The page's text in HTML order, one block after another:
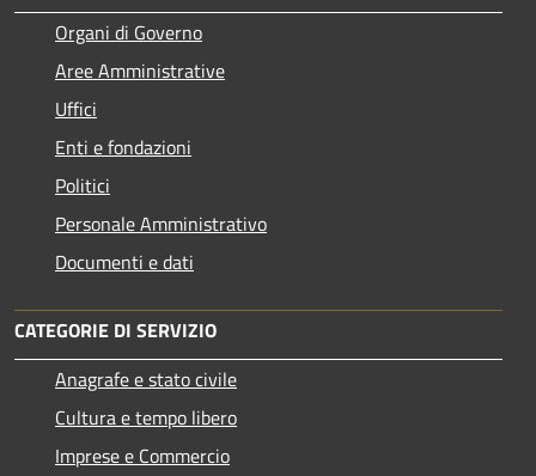
Organi di Governo
Aree Amministrative
Uffici
Enti e fondazioni
Politici
Personale Amministrativo
Documenti e dati
CATEGORIE DI SERVIZIO
Anagrafe e stato civile
Cultura e tempo libero
Imprese e Commercio